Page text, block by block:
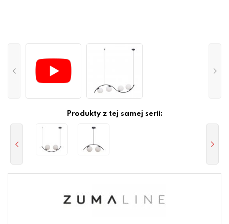
Produkty z tej samej serii: